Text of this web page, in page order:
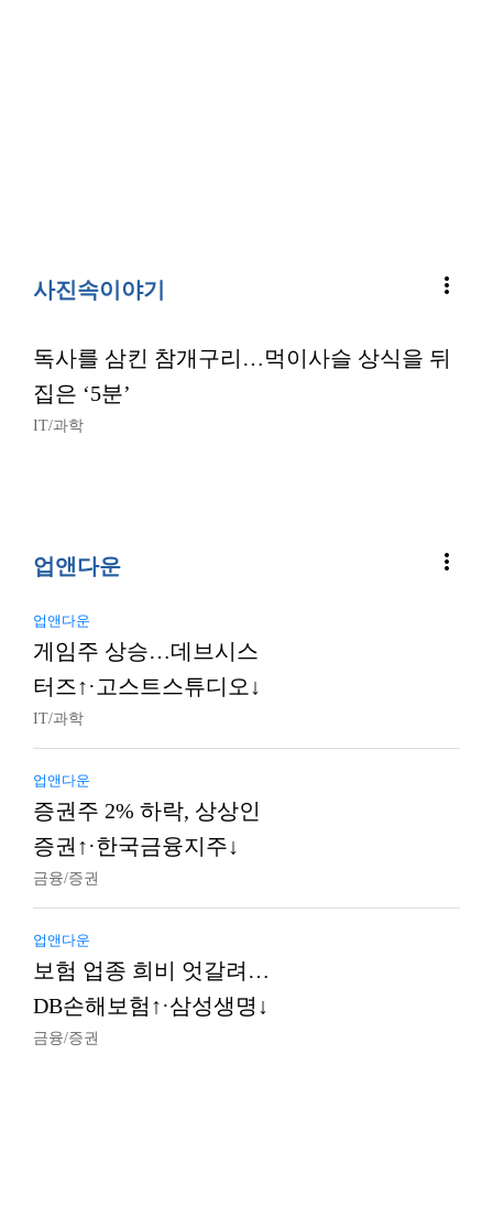
사진속이야기 more_vert
독사를 삼킨 참개구리…먹이사슬 상식을 뒤
집은 ‘5분’
IT/과학
업앤다운 more_vert
업앤다운
게임주 상승…데브시스
터즈↑·고스트스튜디오↓
IT/과학
업앤다운
증권주 2% 하락, 상상인
증권↑·한국금융지주↓
금융/증권
업앤다운
보험 업종 희비 엇갈려…
DB손해보험↑·삼성생명↓
금융/증권